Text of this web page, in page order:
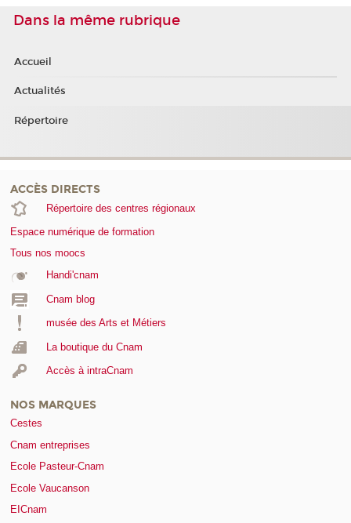
Dans la même rubrique
Accueil
Actualités
Répertoire
ACCÈS DIRECTS
Répertoire des centres régionaux
Espace numérique de formation
Tous nos moocs
Handi'cnam
Cnam blog
musée des Arts et Métiers
La boutique du Cnam
Accès à intraCnam
NOS MARQUES
Cestes
Cnam entreprises
Ecole Pasteur-Cnam
Ecole Vaucanson
EICnam